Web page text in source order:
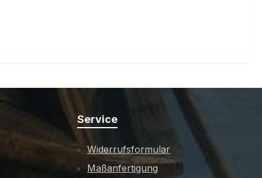
Service
Widerrufsformular
Maßanfertigung